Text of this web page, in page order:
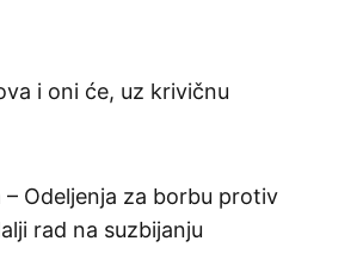
i oni će, uz krivičnu
Odeljenja za borbu protiv
rad na suzbijanju